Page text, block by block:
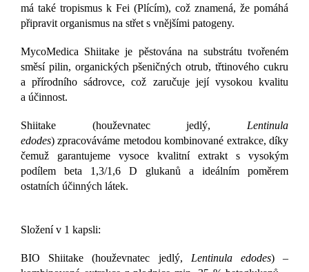
má také tropismus k Fei (Plícím), což znamená, že pomáhá
připravit organismus na střet s vnějšími patogeny.
MycoMedica Shiitake je pěstována na substrátu tvořeném
směsí pilin, organických pšeničných otrub, třtinového cukru
a přírodního sádrovce, což zaručuje její vysokou kvalitu
a účinnost.
Shiitake (houževnatec jedlý, Lentinula
edodes) zpracováváme metodou kombinované extrakce, díky
čemuž garantujeme vysoce kvalitní extrakt s vysokým
podílem beta 1,3/1,6 D glukanů a ideálním poměrem
ostatních účinných látek.
Složení v 1 kapsli:
BIO Shiitake (houževnatec jedlý, Lentinula edodes) –